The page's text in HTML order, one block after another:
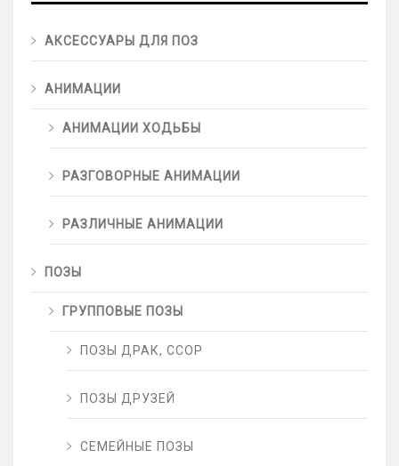
АКСЕССУАРЫ ДЛЯ ПОЗ
АНИМАЦИИ
АНИМАЦИИ ХОДЬБЫ
РАЗГОВОРНЫЕ АНИМАЦИИ
РАЗЛИЧНЫЕ АНИМАЦИИ
ПОЗЫ
ГРУППОВЫЕ ПОЗЫ
ПОЗЫ ДРАК, ССОР
ПОЗЫ ДРУЗЕЙ
СЕМЕЙНЫЕ ПОЗЫ